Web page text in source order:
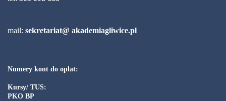
mail: sekretariat@ akademiagliwice.pl
Numery kont do oplat:
Kursy/ TUS:
PKO BP